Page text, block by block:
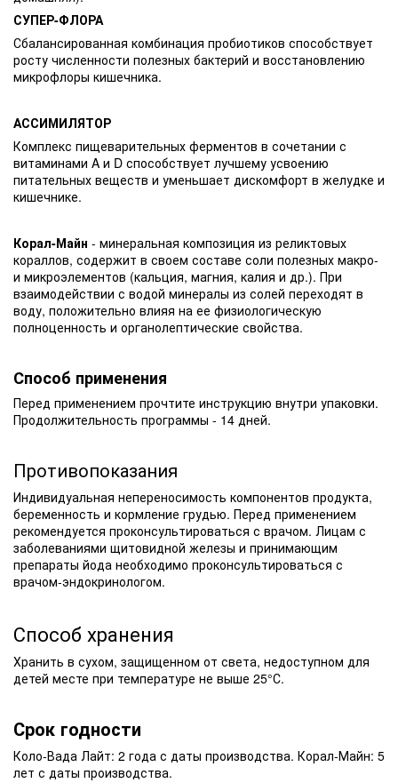
СУПЕР-ФЛОРА
Сбалансированная комбинация пробиотиков способствует
росту численности полезных бактерий и восстановлению
микрофлоры кишечника.
АССИМИЛЯТОР
Комплекс пищеварительных ферментов в сочетании с
витаминами A и D способствует лучшему усвоению
питательных веществ и уменьшает дискомфорт в желудке и
кишечнике.
Корал-Майн - минеральная композиция из реликтовых
кораллов, содержит в своем составе соли полезных макро-
и микроэлементов (кальция, магния, калия и др.). При
взаимодействии с водой минералы из солей переходят в
воду, положительно влияя на ее физиологическую
полноценность и органолептические свойства.
Способ применения
Перед применением прочтите инструкцию внутри упаковки.
Продолжительность программы - 14 дней.
Противопоказания
Индивидуальная непереносимость компонентов продукта,
беременность и кормление грудью. Перед применением
рекомендуется проконсультироваться с врачом. Лицам с
заболеваниями щитовидной железы и принимающим
препараты йода необходимо проконсультироваться с
врачом-эндокринологом.
Способ хранения
Хранить в сухом, защищенном от света, недоступном для
детей месте при температуре не выше 25°С.
Срок годности
Коло-Вада Лайт: 2 года с даты производства. Корал-Майн: 5
лет с даты производства.